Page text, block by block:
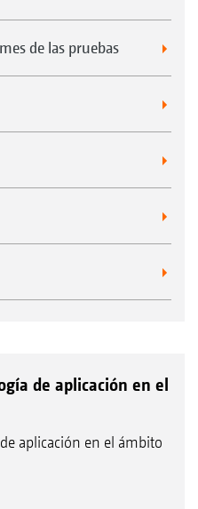
de las pruebas
de aplicación en el
aplicación en el ámbito